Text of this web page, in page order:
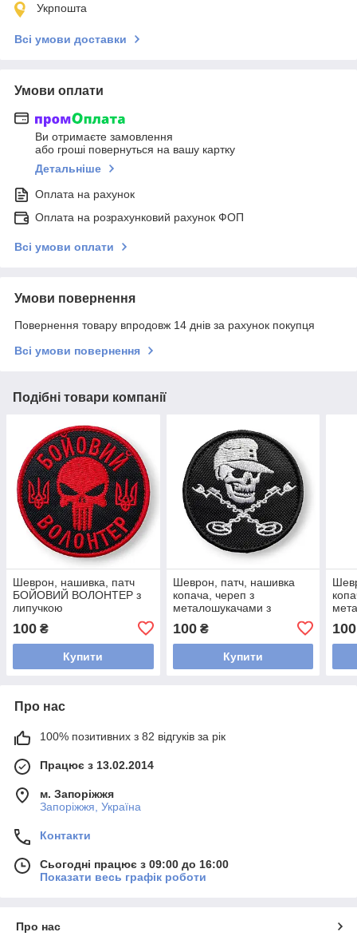
Укрпошта
Всі умови доставки
Умови оплати
Ви отримаєте замовлення
або гроші повернуться на вашу картку
Детальніше
Оплата на рахунок
Оплата на розрахунковий рахунок ФОП
Всі умови оплати
Умови повернення
Повернення товару впродовж 14 днів за рахунок покупця
Всі умови повернення
Подібні товари компанії
Шеврон, нашивка, патч
БОЙОВИЙ ВОЛОНТЕР з
липучкою
100 ₴
Купити
Шеврон, патч, нашивка
копача, череп з
металошукачами з
100₴
Купити
100
Про нас
100% позитивних з 82 відгуків за рік
Працює з 13.02.2014
м. Запоріжжя
Запоріжжя, Україна
Контакти
Сьогодні працює з 09:00 до 16:00
Показати весь графік роботи
Про нас